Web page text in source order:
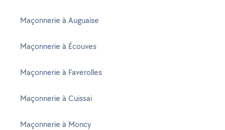
Maçonnerie à Auguaise
Maçonnerie à Écouves
Maçonnerie à Faverolles
Maçonnerie à Cuissai
Maçonnerie à Moncy